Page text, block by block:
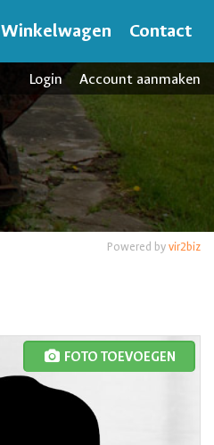
Winkelwagen Contact
Login Account aanmaken
Powered byvir2biz
FOTO TOEVOEGEN